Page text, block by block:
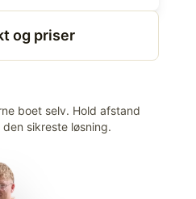
og priser
boet selv. Hold afstand
sikreste løsning.